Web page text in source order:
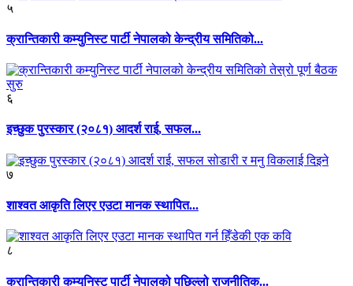
५
क्रान्तिकारी कम्युनिस्ट पार्टी नेपालको केन्द्रीय समितिको...
६
इच्छुक पुरस्कार (२०८१) आदर्श राई, सफल...
७
शाश्वत आकृति लिएर एउटा मानक स्थापित...
८
क्रान्तिकारी कम्युनिस्ट पार्टी नेपालको पछिल्लो राजनीतिक...